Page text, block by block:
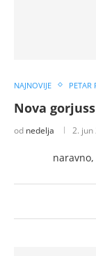
NAJNOVIJE PETAR
Nova
od nedelja 2. jun
naravno, na